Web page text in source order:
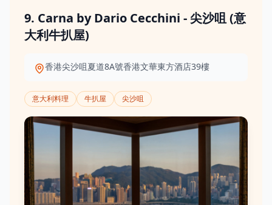
9. Carna by Dario Cecchini - 尖沙咀 (意
大利牛扒屋)
香港尖沙咀夏道8A號香港文華東方酒店39樓
意大利料理 牛扒屋 尖沙咀